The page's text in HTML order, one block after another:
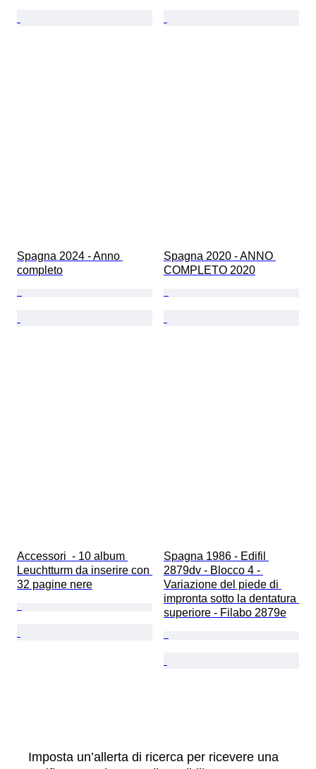
Spagna 2024 - Anno
completo
Spagna 2020 - ANNO
COMPLETO 2020
Accessori  - 10 album
Leuchtturm da inserire con
32 pagine nere
Spagna 1986 - Edifil
2879dv - Blocco 4 -
Variazione del piede di
impronta sotto la dentatura
superiore - Filabo 2879e
Imposta un’allerta di ricerca per ricevere una